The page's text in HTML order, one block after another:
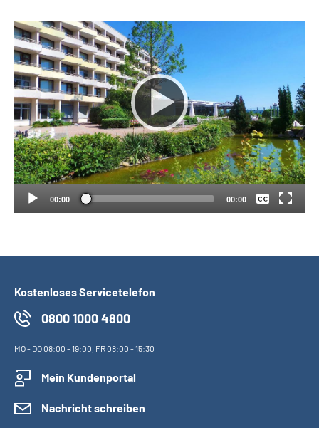
Über uns & Presse
Online-Services
Suche
Language
Inhalte in Gebärdensprache (DGS)
Leichte Sprache
00:00 00:00
Keine
Deutsch
Kostenloses Servicetelefon
0800 1000 4800
MO- DO08:00 - 19:00, FR08:00 - 15:30
Mein Kundenportal
Nachricht schreiben